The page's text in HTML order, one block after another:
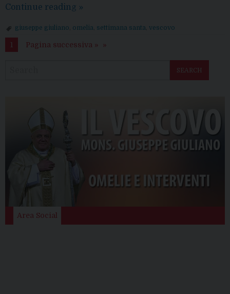
Continue reading Omelia
termine
della
»
giuseppe giuliano omelia settimana santa vescovo
1 Pagina successiva »
SEARCH
Area Social